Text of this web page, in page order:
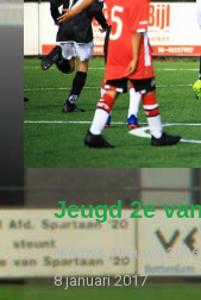
Jeugd 2e
Nieuws ,Nieuws
8 januari 2017